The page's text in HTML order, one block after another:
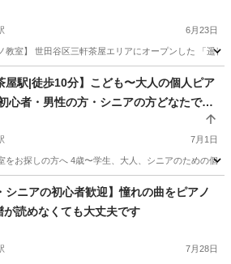
6月23日
教室】 世田谷区三軒茶屋エリアにオープンした 「遥
堂駅 ピアノ シニア
屋駅|徒歩10分】こども〜大人の個人ピア
心者・男性の方・シニアの方どなたでも
7月1日
をお探しの方へ 4歳〜学生、大人、シニアのための個
堂駅 ピアノ レッスン
シニアの初心者歓迎】憧れの曲をピアノ
が読めなくても大丈夫です
7月28日